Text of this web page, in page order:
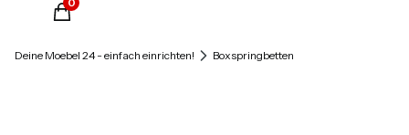
Produkte im Warenkorb: 0. Details anzeigen
Deine Moebel 24 - einfach einrichten! Boxspringbetten